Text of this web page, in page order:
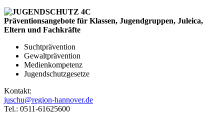
Präventionsangebote für Klassen, Jugendgruppen, Juleica,
Eltern und Fachkräfte
Suchtprävention
Gewaltprävention
Medienkompetenz
Jugendschutzgesetze
Kontakt:
juschu@region-hannover.de
Tel.: 0511-61625600